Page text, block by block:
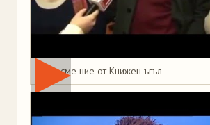
Това сме ние от Книжен ъгъл